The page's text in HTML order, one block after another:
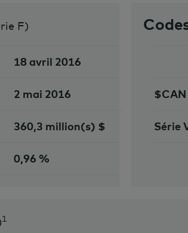
F)
18 avril 2016
2 mai 2016
360,3 million(s) $
0,96 %
$CAN
Série
1